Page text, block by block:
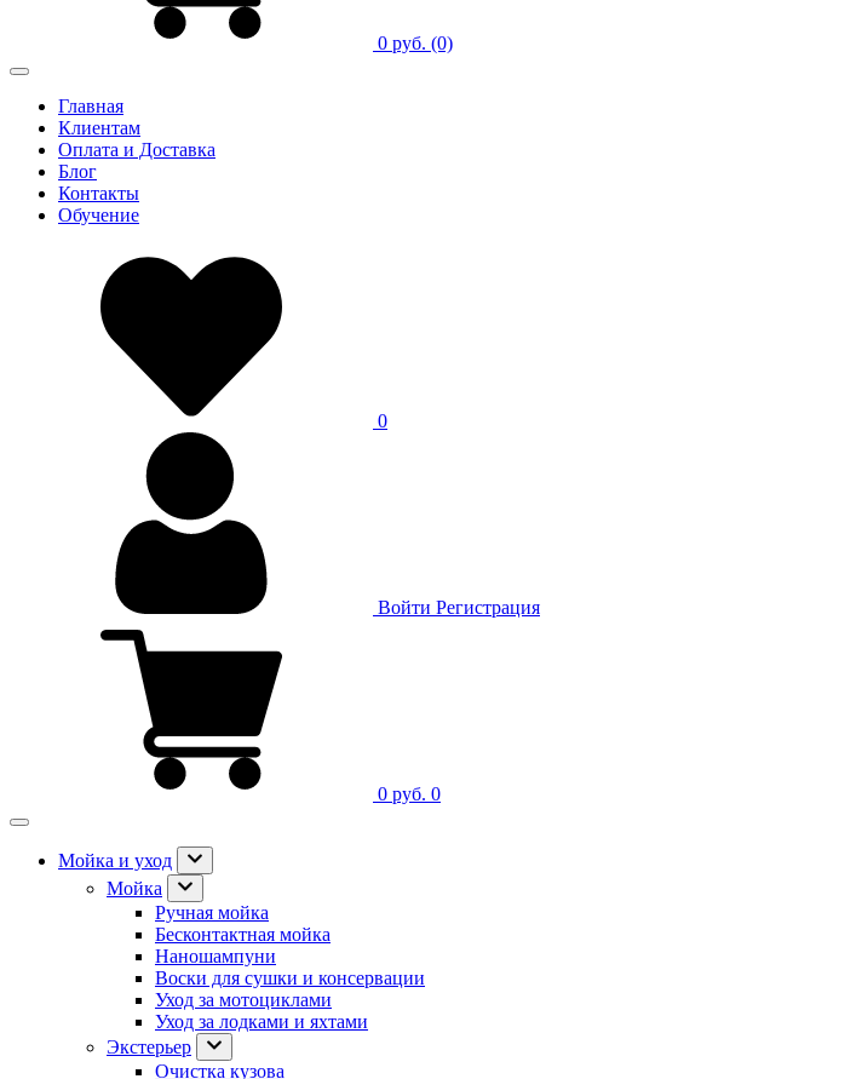
0 руб. (0)
Главная
Клиентам
Оплата и Доставка
Блог
Контакты
Обучение
0
Войти Регистрация
0 руб. 0
Мойка и уход
Мойка
Ручная мойка
Бесконтактная мойка
Наношампуни
Воски для сушки и консервации
Уход за мотоциклами
Уход за лодками и яхтами
Экстерьер
Очистка кузова